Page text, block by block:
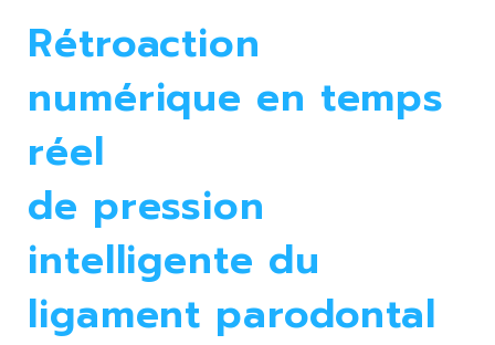
Rétroaction
numérique en temps
réel
de pression
intelligente du
ligament parodontal